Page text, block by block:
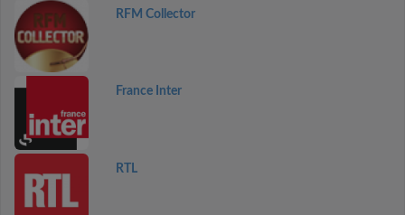
RFM Collector
France Inter
RTL